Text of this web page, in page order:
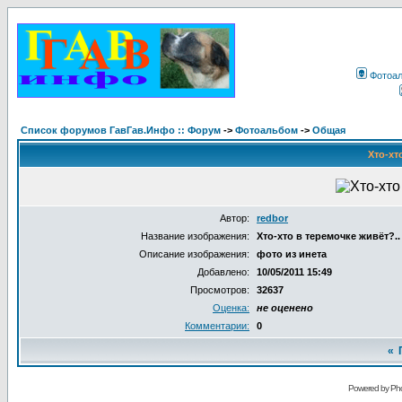
Список форумов ГавГав.Инфо :: Форум -> Фотоальбом -> Общая
Хто-
Автор:
redbor
Название изображения:
Хто-хто в теремочке живёт?..
Описание изображения:
фото из инета
Добавлено:
10/05/2011 15:49
Просмотров:
32637
Оценка:
не оценено
Комментарии:
0
«
Powered by